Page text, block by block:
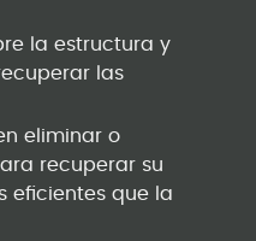
la estructura y
las
eliminar o
recuperar su
eficientes que la